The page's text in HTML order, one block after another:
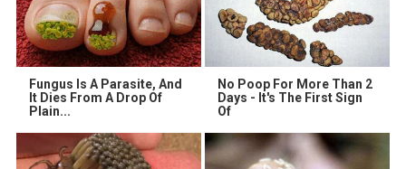
Fungus Is A Parasite, And
It Dies From A Drop Of
Plain...
No Poop For More Than 2
Days - It's The First Sign
Of